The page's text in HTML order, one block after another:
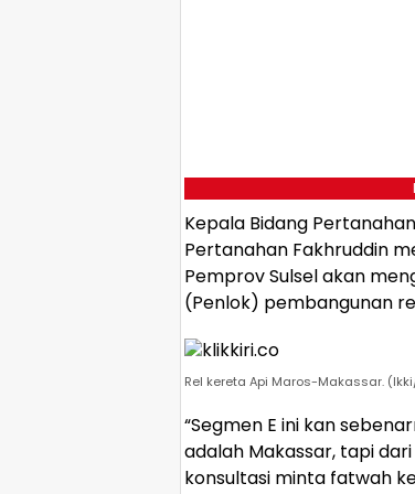
Kepala Bidang
Pertanahan Fakhruddin
Pemprov Sulsel akan
(Penlok) pembangunan
Rel kereta Api Maros-Makassar.
“Segmen E ini kan
adalah Makassar, tapi
konsultasi minta fatwah